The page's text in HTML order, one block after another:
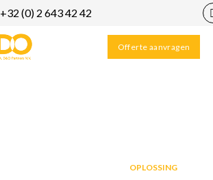
+32 (0) 2 643 42 42
Offerte aanvragen
XEROX Apps
OPLOSSING